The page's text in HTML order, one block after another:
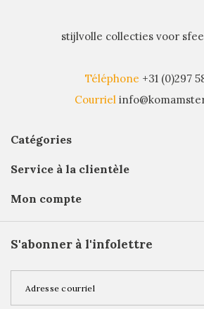
stijlvolle collecties voor
Téléphone +31 (0)297
Courriel
Catégories
Service à la clientèle
Mon compte
S'abonner à l'infolettre